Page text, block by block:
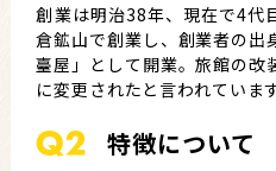
創業は明治38年、現在で4代
倉鉱山で創業し、創業者の出
臺屋」として開業。旅館の改
に変更されたと言われています
特徴について